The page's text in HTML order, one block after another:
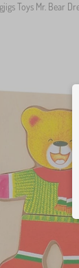
Toys Mr. Bear